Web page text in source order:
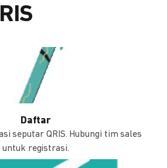
Daftar
seputar QRIS. Hubungi tim sales
untuk registrasi.